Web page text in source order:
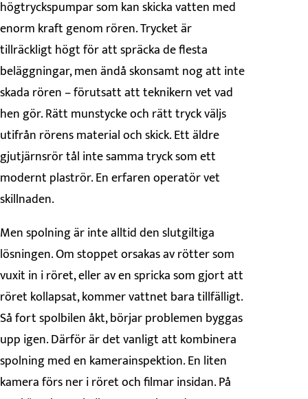
högtryckspumpar som kan skicka vatten med
enorm kraft genom rören. Trycket är
tillräckligt högt för att spräcka de flesta
beläggningar, men ändå skonsamt nog att inte
skada rören – förutsatt att teknikern vet vad
hen gör. Rätt munstycke och rätt tryck väljs
utifrån rörens material och skick. Ett äldre
gjutjärnsrör tål inte samma tryck som ett
modernt plaströr. En erfaren operatör vet
skillnaden.
Men spolning är inte alltid den slutgiltiga
lösningen. Om stoppet orsakas av rötter som
vuxit in i röret, eller av en spricka som gjort att
röret kollapsat, kommer vattnet bara tillfälligt.
Så fort spolbilen åkt, börjar problemen byggas
upp igen. Därför är det vanligt att kombinera
spolning med en kamerainspektion. En liten
kamera förs ner i röret och filmar insidan. På